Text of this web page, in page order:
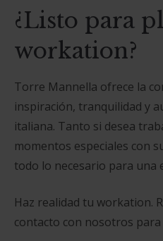
¿Listo para
workation?
Torre Mannella ofrece la
inspiración, tranquilidad y
italiana. Tanto si desea
momentos especiales con
todo lo necesario para una
Haz realidad tu workation.
contacto con nosotros